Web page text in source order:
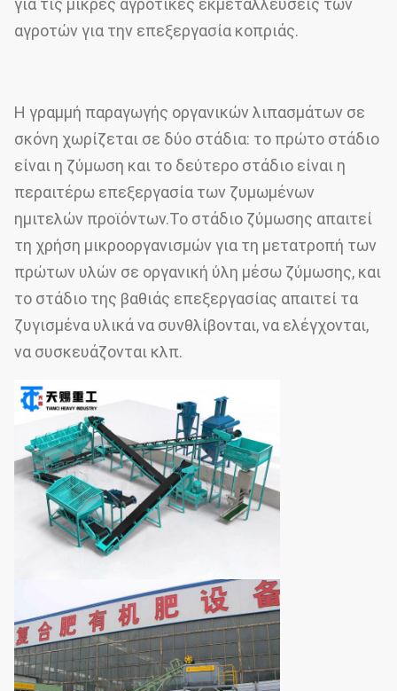
για τις μικρές αγροτικές εκμεταλλεύσεις των
αγροτών για την επεξεργασία κοπριάς.
Η γραμμή παραγωγής οργανικών λιπασμάτων σε
σκόνη χωρίζεται σε δύο στάδια: το πρώτο στάδιο
είναι η ζύμωση και το δεύτερο στάδιο είναι η
περαιτέρω επεξεργασία των ζυμωμένων
ημιτελών προϊόντων.Το στάδιο ζύμωσης απαιτεί
τη χρήση μικροοργανισμών για τη μετατροπή των
πρώτων υλών σε οργανική ύλη μέσω ζύμωσης, και
το στάδιο της βαθιάς επεξεργασίας απαιτεί τα
ζυγισμένα υλικά να συνθλίβονται, να ελέγχονται,
να συσκευάζονται κλπ.